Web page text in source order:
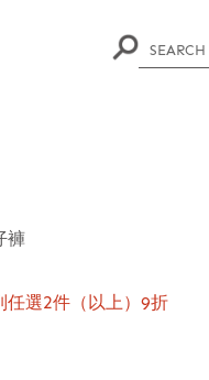
褲
任選2件（以上）9折